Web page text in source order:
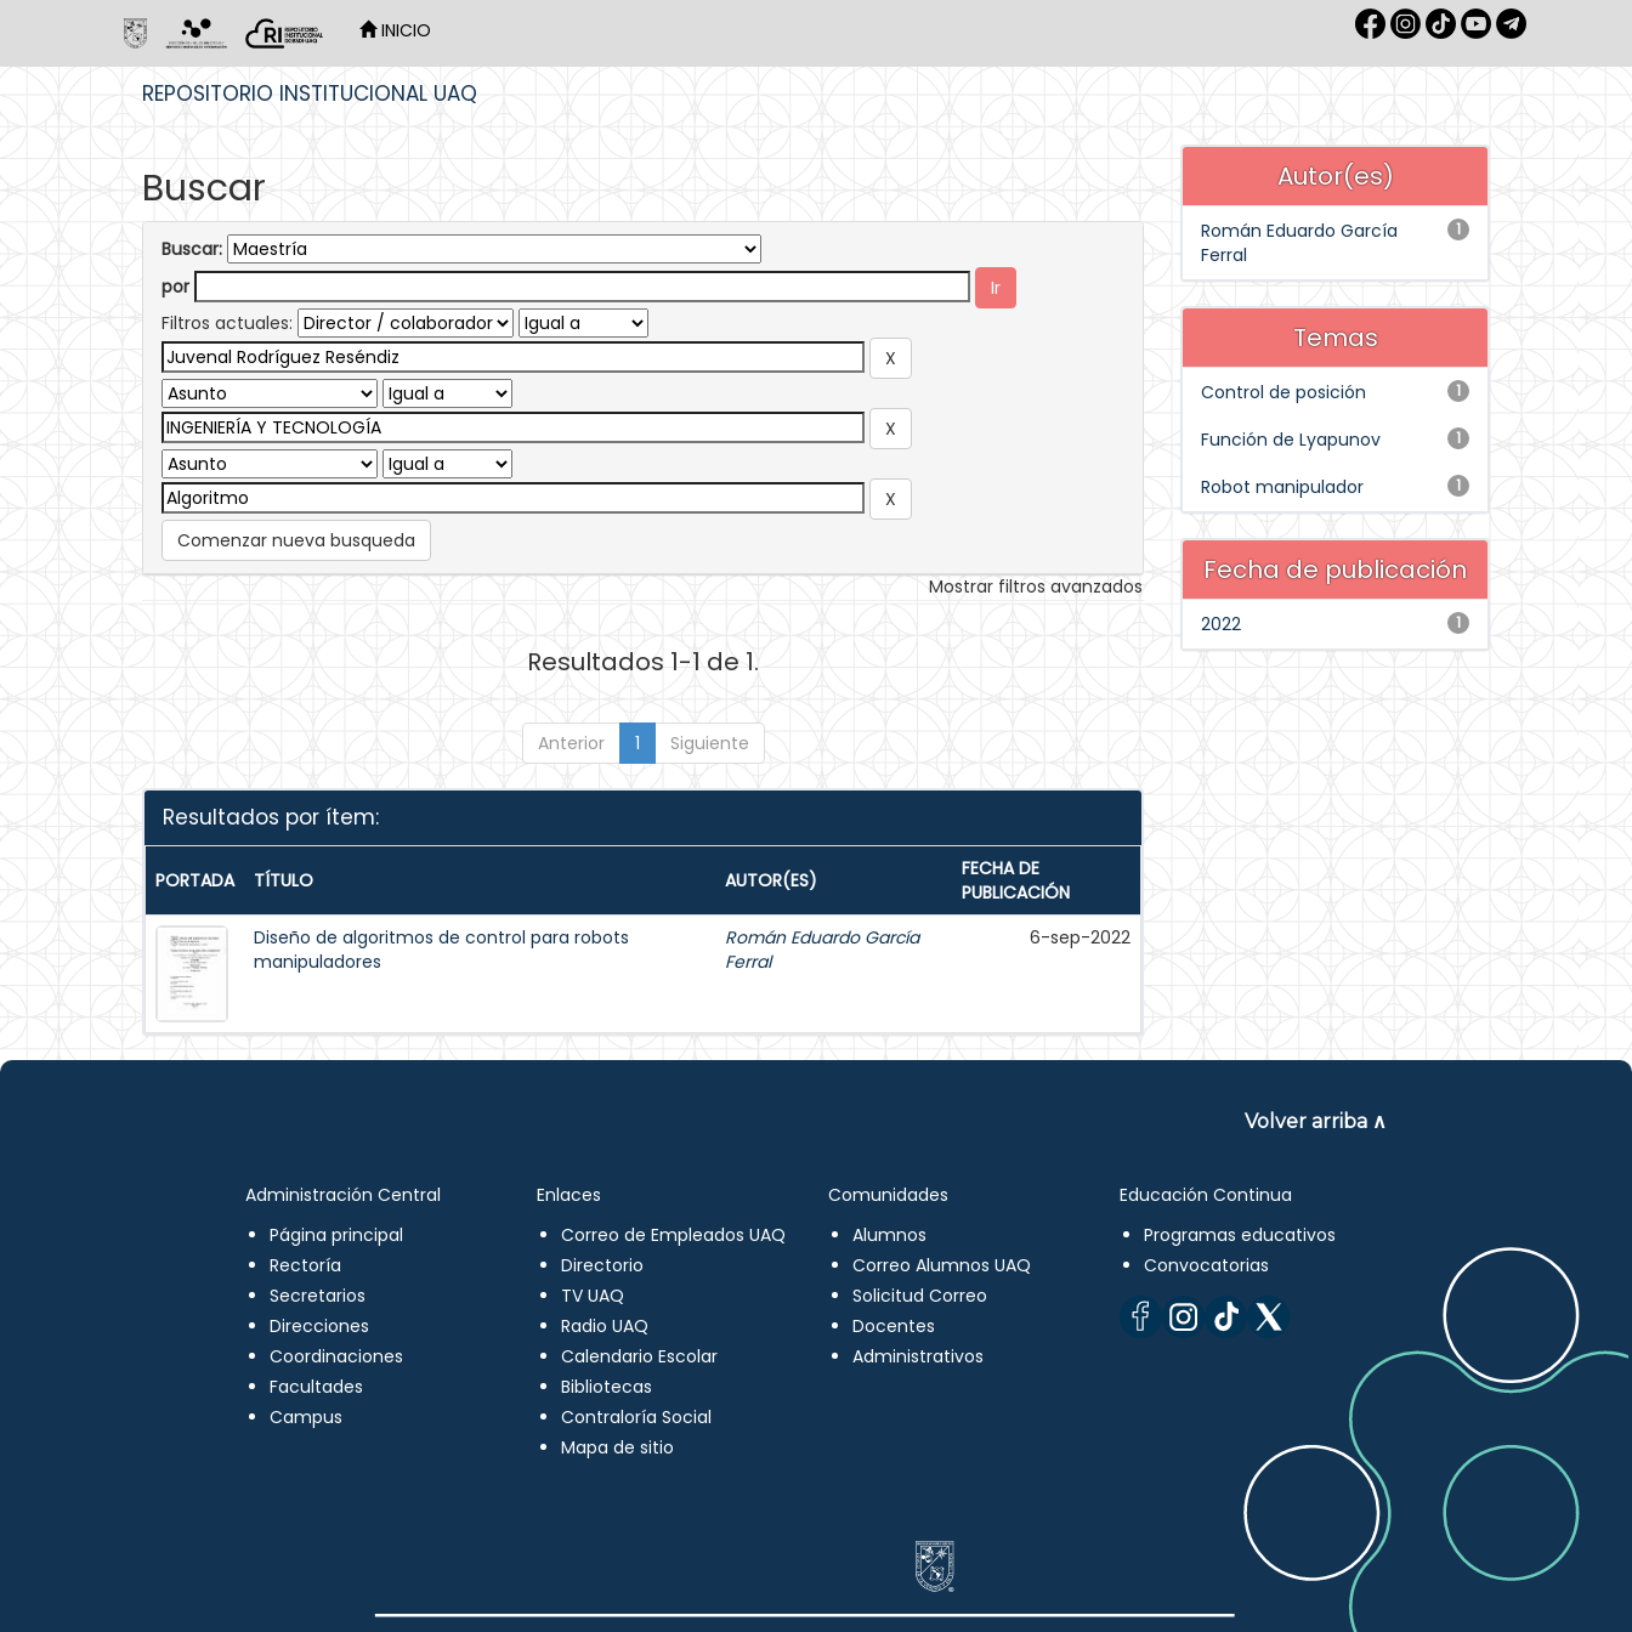
INICIO
REPOSITORIO INSTITUCIONAL UAQ
Buscar
Buscar:
por
Filtros actuales:
Comenzar nueva busqueda
Mostrar filtros avanzados
Resultados 1-1 de 1.
Anterior 1 Siguiente
Resultados por ítem:
PORTADA TÍTULO AUTOR(ES)
FECHA DE
PUBLICACIÓN
Diseño de algoritmos de control para robots
manipuladores
Román Eduardo García
Ferral
6-sep-2022
Autor(es)
1
Román Eduardo García
Ferral
Temas
1
Control de posición
1
Función de Lyapunov
1
Robot manipulador
Fecha de publicación
1
2022
Volver arriba ∧
Administración Central
Página principal
Rectoría
Secretarios
Direcciones
Coordinaciones
Facultades
Campus
Enlaces
Correo de Empleados UAQ
Directorio
TV UAQ
Radio UAQ
Calendario Escolar
Bibliotecas
Contraloría Social
Mapa de sitio
Comunidades
Alumnos
Correo Alumnos UAQ
Solicitud Correo
Docentes
Administrativos
Educación Continua
Programas educativos
Convocatorias